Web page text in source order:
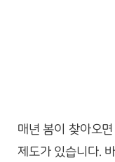
매년 봄이 찾아오
제도가 있습니다.